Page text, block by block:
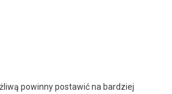
powinny postawić na bardziej